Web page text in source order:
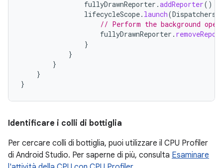
fullyDrawnReporter .addReporter()
lifecycleScope. launch(Dispatchers
// Perform the background
fullyDrawnReporter .
}
}
}
}
}
Identificare i colli di bottiglia
Per cercare colli di bottiglia, puoi utilizzare il CPU Profiler
di Android Studio. Per saperne di più, consulta Esaminare